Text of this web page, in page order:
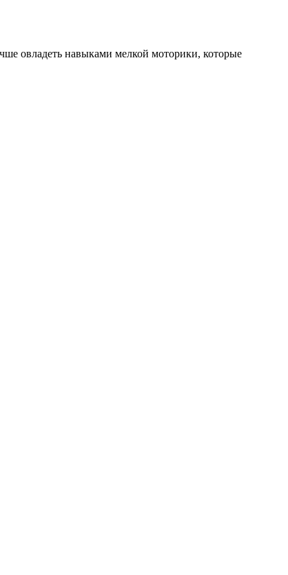
овладеть навыками мелкой моторики, которые